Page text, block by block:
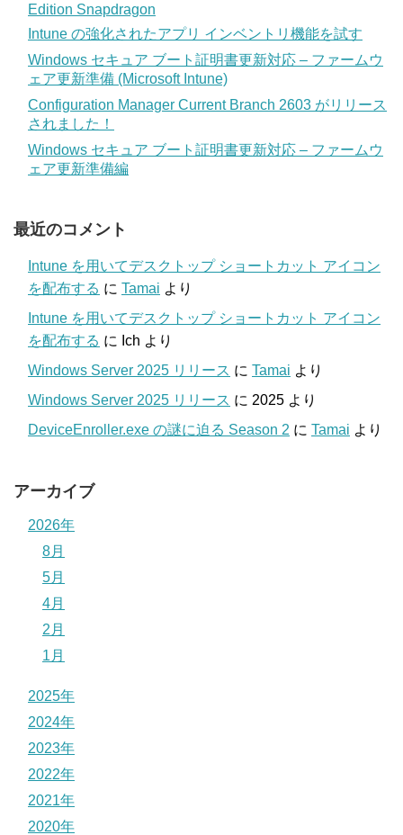
Edition Snapdragon
Intune の強化されたアプリ インベントリ機能を試す
Windows セキュア ブート証明書更新対応 – ファームウ
ェア更新準備 (Microsoft Intune)
Configuration Manager Current Branch 2603 がリリース
されました！
Windows セキュア ブート証明書更新対応 – ファームウ
ェア更新準備編
最近のコメント
Intune を用いてデスクトップ ショートカット アイコン
を配布する に Tamai より
Intune を用いてデスクトップ ショートカット アイコン
を配布する に Ich より
Windows Server 2025 リリース に Tamai より
Windows Server 2025 リリース に 2025 より
DeviceEnroller.exe の謎に迫る Season 2 に Tamai より
アーカイブ
2026年
8月
5月
4月
2月
1月
2025年
2024年
2023年
2022年
2021年
2020年